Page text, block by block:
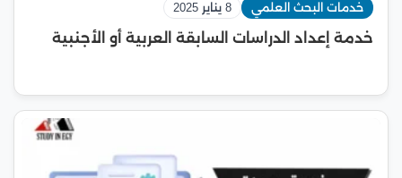
خدمات البحث العلمي 8 يناير 2025
خدمة إعداد الدراسات السابقة العربية أو الأجنبية